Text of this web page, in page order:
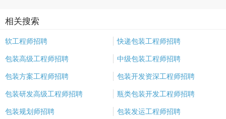
相关搜索
软工程师招聘
快递包装工程师招聘
包装高级工程师招聘
中级包装工程师招聘
包装方案工程师招聘
包装开发资深工程师招聘
包装研发高级工程师招聘
瓶类包装开发工程师招聘
包装规划师招聘
包装发运工程师招聘